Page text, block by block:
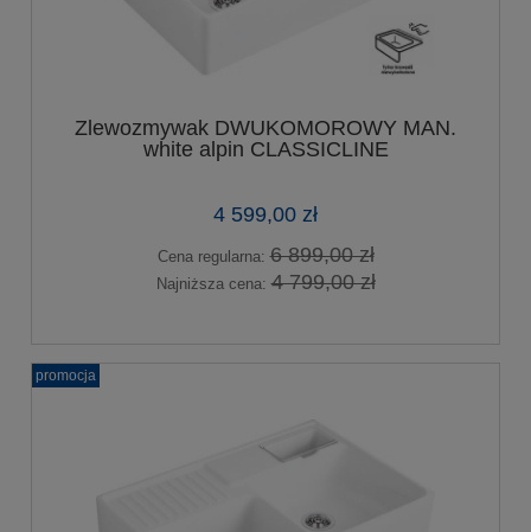
Zlewozmywak DWUKOMOROWY MAN.
white alpin CLASSICLINE
4 599,00 zł
Cena regularna:6 899,00 zł
Najniższa cena:4 799,00 zł
promocja